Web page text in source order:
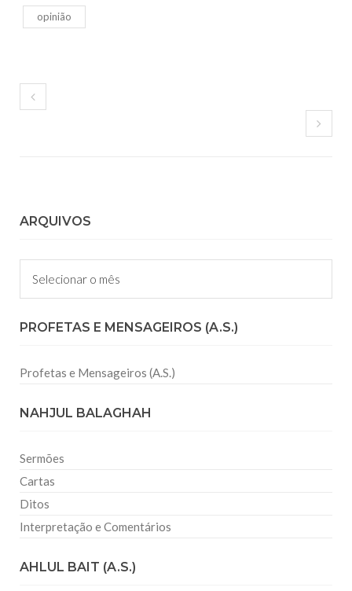
opinião
ARQUIVOS
Arquivos
PROFETAS E MENSAGEIROS (A.S.)
Profetas e Mensageiros (A.S.)
NAHJUL BALAGHAH
Sermões
Cartas
Ditos
Interpretação e Comentários
AHLUL BAIT (A.S.)